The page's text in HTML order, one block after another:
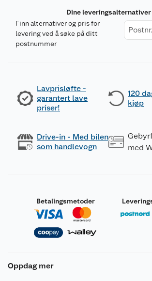
Dine leveringsalternativer
Finn alternativer og pris for
levering ved å søke på ditt
postnummer
Lavprisløfte -
garantert lave
priser!
120
kjøp
Drive-in - Med bilen
som handlevogn
med
Betalingsmetoder
Oppdag mer